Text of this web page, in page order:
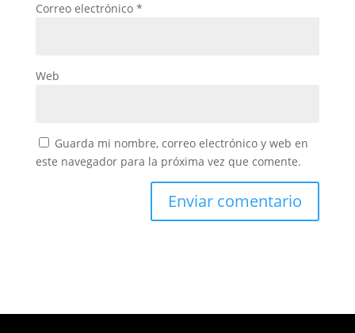
Correo electrónico *
Web
Guarda mi nombre, correo electrónico y web en
este navegador para la próxima vez que comente.